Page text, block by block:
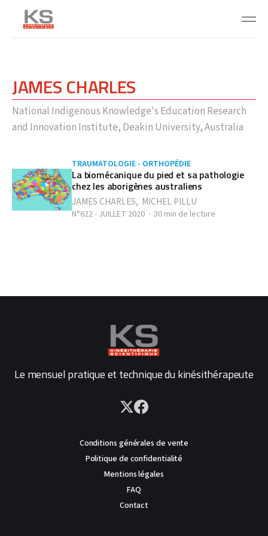
JAMES CHARLES
National Indigenous Knowledge's Education Research
and Innovation Institute, Deakin University, Australia
TRAUMATOLOGIE - ORTHOPÉDIE
La biomécanique du pied et sa pathologie
chez les aborigènes australiens
JAMES CHARLES, MICHEL PILLU
N°622 - JUILLET 2020 30 min de lecture
Le mensuel pratique et technique du kinésithérapeute
Conditions générales de vente
Politique de confidentialité
Mentions légales
FAQ
Contact